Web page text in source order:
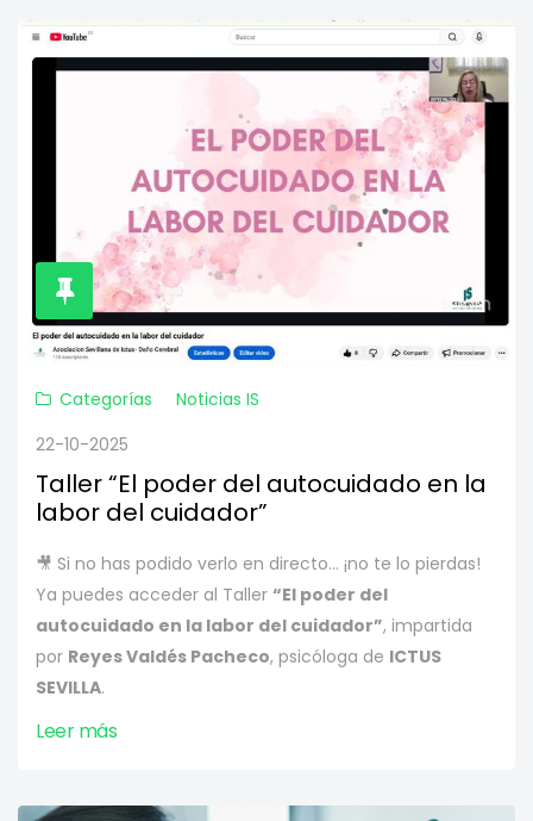
Categorías
Noticias IS
22-10-2025
Taller “El poder del autocuidado en la
labor del cuidador”
🎥 Si no has podido verlo en directo… ¡no te lo pierdas!
Ya puedes acceder al Taller “El poder del
autocuidado en la labor del cuidador”, impartida
por Reyes Valdés Pacheco, psicóloga de ICTUS
SEVILLA.
Leer más